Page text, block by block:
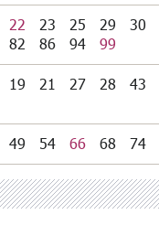
22 23 25 29 30
82 86 94 99
19 21 27 28 43
49 54 66 68 74